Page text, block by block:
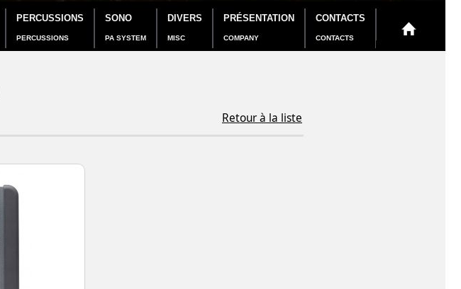
PERCUSSIONS
PERCUSSIONS
SONO
PA SYSTEM
DIVERS
MISC
PRÉSENTATION
COMPANY
CONTACTS
CONTACTS
Retour à la liste